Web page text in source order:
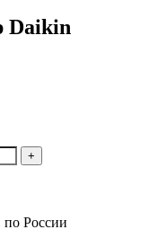
Daikin
по России